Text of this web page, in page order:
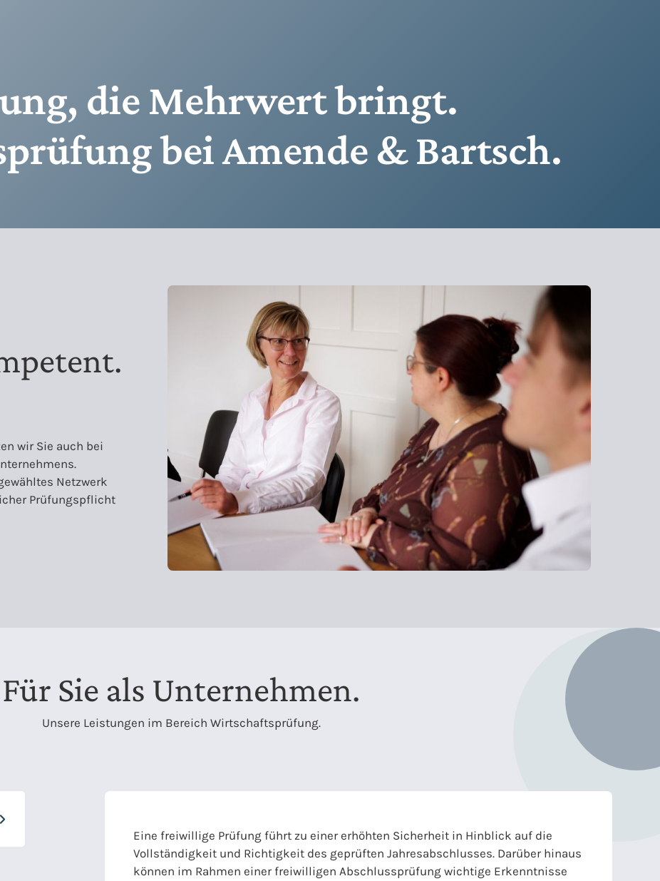
die Mehrwert bringt.
bei Amende & Bartsch.
wir Sie auch bei
Netzwerk
Prüfungspflicht
Für Sie als Unternehmen.
Unsere Leistungen im Bereich Wirtschaftsprüfung.
Eine freiwillige Prüfung führt zu einer erhöhten Sicherheit in Hinblick auf die
Vollständigkeit und Richtigkeit des geprüften Jahresabschlusses. Darüber hinaus
können im Rahmen einer freiwilligen Abschlussprüfung wichtige Erkenntnisse